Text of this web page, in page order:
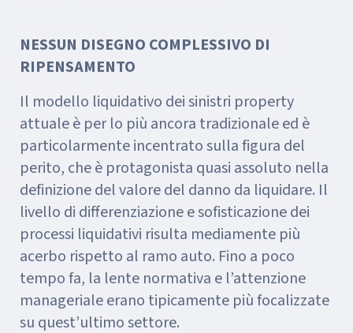
NESSUN DISEGNO COMPLESSIVO DI
RIPENSAMENTO
Il modello liquidativo dei sinistri property
attuale è per lo più ancora tradizionale ed è
particolarmente incentrato sulla figura del
perito, che è protagonista quasi assoluto nella
definizione del valore del danno da liquidare. Il
livello di differenziazione e sofisticazione dei
processi liquidativi risulta mediamente più
acerbo rispetto al ramo auto. Fino a poco
tempo fa, la lente normativa e l’attenzione
manageriale erano tipicamente più focalizzate
su quest’ultimo settore.